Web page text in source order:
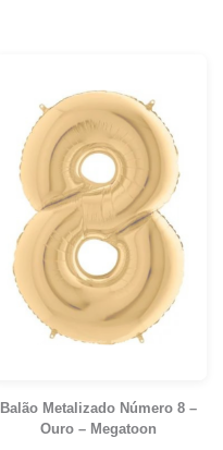
Balão Metalizado Número 8 –
Ouro – Megatoon